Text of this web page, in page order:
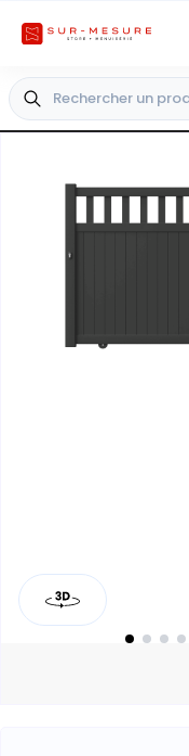
Besoin d'aide